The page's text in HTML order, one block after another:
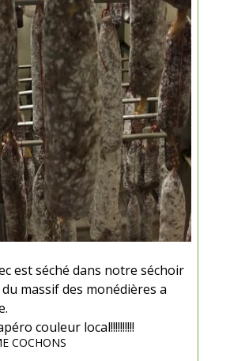
est séché dans notre séchoir
massif des monédières a
couleur local!!!!!!!!!!
COCHONS